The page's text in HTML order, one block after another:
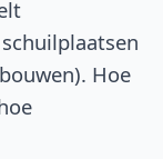
Hoe